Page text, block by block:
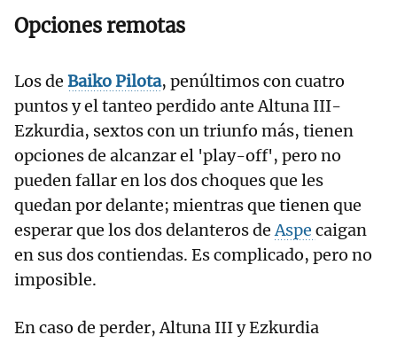
Opciones remotas
Los de Baiko Pilota, penúltimos con cuatro
puntos y el tanteo perdido ante Altuna III-
Ezkurdia, sextos con un triunfo más, tienen
opciones de alcanzar el 'play-off', pero no
pueden fallar en los dos choques que les
quedan por delante; mientras que tienen que
esperar que los dos delanteros deAspe caigan
en sus dos contiendas. Es complicado, pero no
imposible.
En caso de perder, Altuna III y Ezkurdia